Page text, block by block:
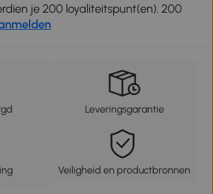
je 200 loyaliteitspunt(en). 200
Leveringsgarantie
Veiligheid en productbronnen